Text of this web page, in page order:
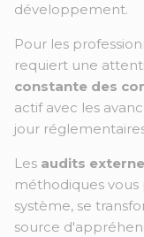
développement.
Pour les
requiert une
constante des
actif avec les
jour
Les audits
méthodiques
système, se
source